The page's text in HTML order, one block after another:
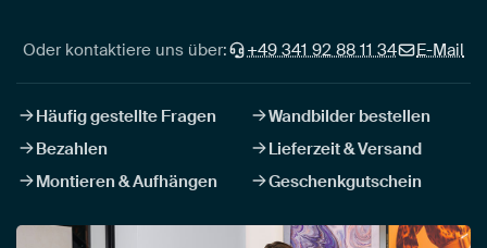
Oder kontaktiere uns über: +49 341 92 88 11 34 E-Mail
Häufig gestellte Fragen
Wandbilder bestellen
Bezahlen
Lieferzeit & Versand
Montieren & Aufhängen
Geschenkgutschein